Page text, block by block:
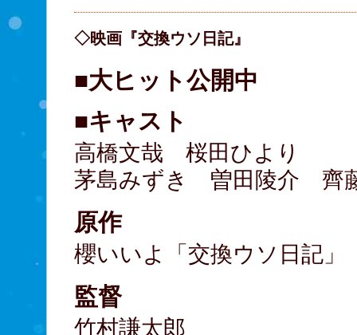
◇映画『交換ウソ日記』
■大ヒット公開中
■キャスト
高橋文哉 桜田ひより
茅島みずき 曽田陵介 齊
原作
櫻いいよ「交換ウソ日記」
監督
竹村謙太郎